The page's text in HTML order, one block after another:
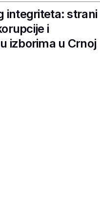
integriteta: strani
i
izborima u Crnoj